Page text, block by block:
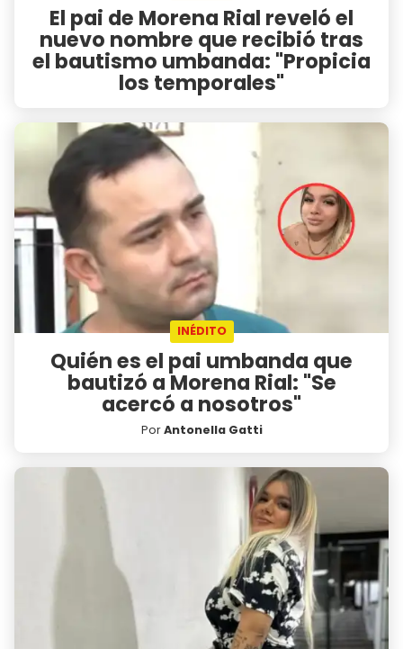
El pai de Morena Rial reveló el
nuevo nombre que recibió tras
el bautismo umbanda: "Propicia
los temporales"
INÉDITO
Quién es el pai umbanda que
bautizó a Morena Rial: "Se
acercó a nosotros"
PorAntonella Gatti